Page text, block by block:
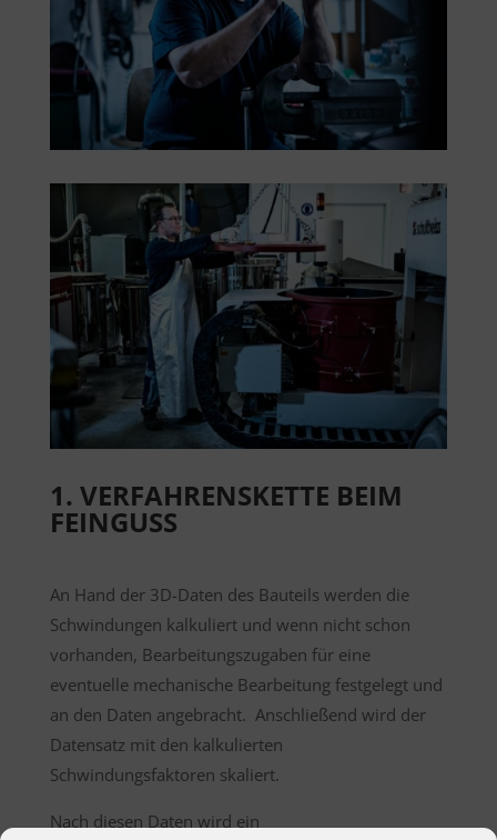
1. VERFAHRENSKETTE BEIM
FEINGUSS
An Hand der 3D-Daten des Bauteils werden die
Schwindungen kalkuliert und wenn nicht schon
vorhanden, Bearbeitungszugaben für eine
eventuelle mechanische Bearbeitung festgelegt und
an den Daten angebracht. Anschließend wird der
Datensatz mit den kalkulierten
Schwindungsfaktoren skaliert.
Nach diesen Daten wird ein